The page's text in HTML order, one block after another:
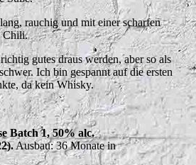
rauchig und mit einer scharfen
Chili.
gutes draus werden, aber so als
Ich bin gespannt auf die ersten
da kein Whisky.
Batch 1, 50% alc.
Ausbau: 36 Monate in